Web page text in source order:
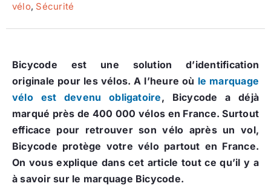
vélo, Sécurité
Bicycode est une solution d’identification
originale pour les vélos. A l’heure où le marquage
vélo est devenu obligatoire, Bicycode a déjà
marqué près de 400 000 vélos en France. Surtout
efficace pour retrouver son vélo après un vol,
Bicycode protège votre vélo partout en France.
On vous explique dans cet article tout ce qu’il y a
à savoir sur le marquage Bicycode.